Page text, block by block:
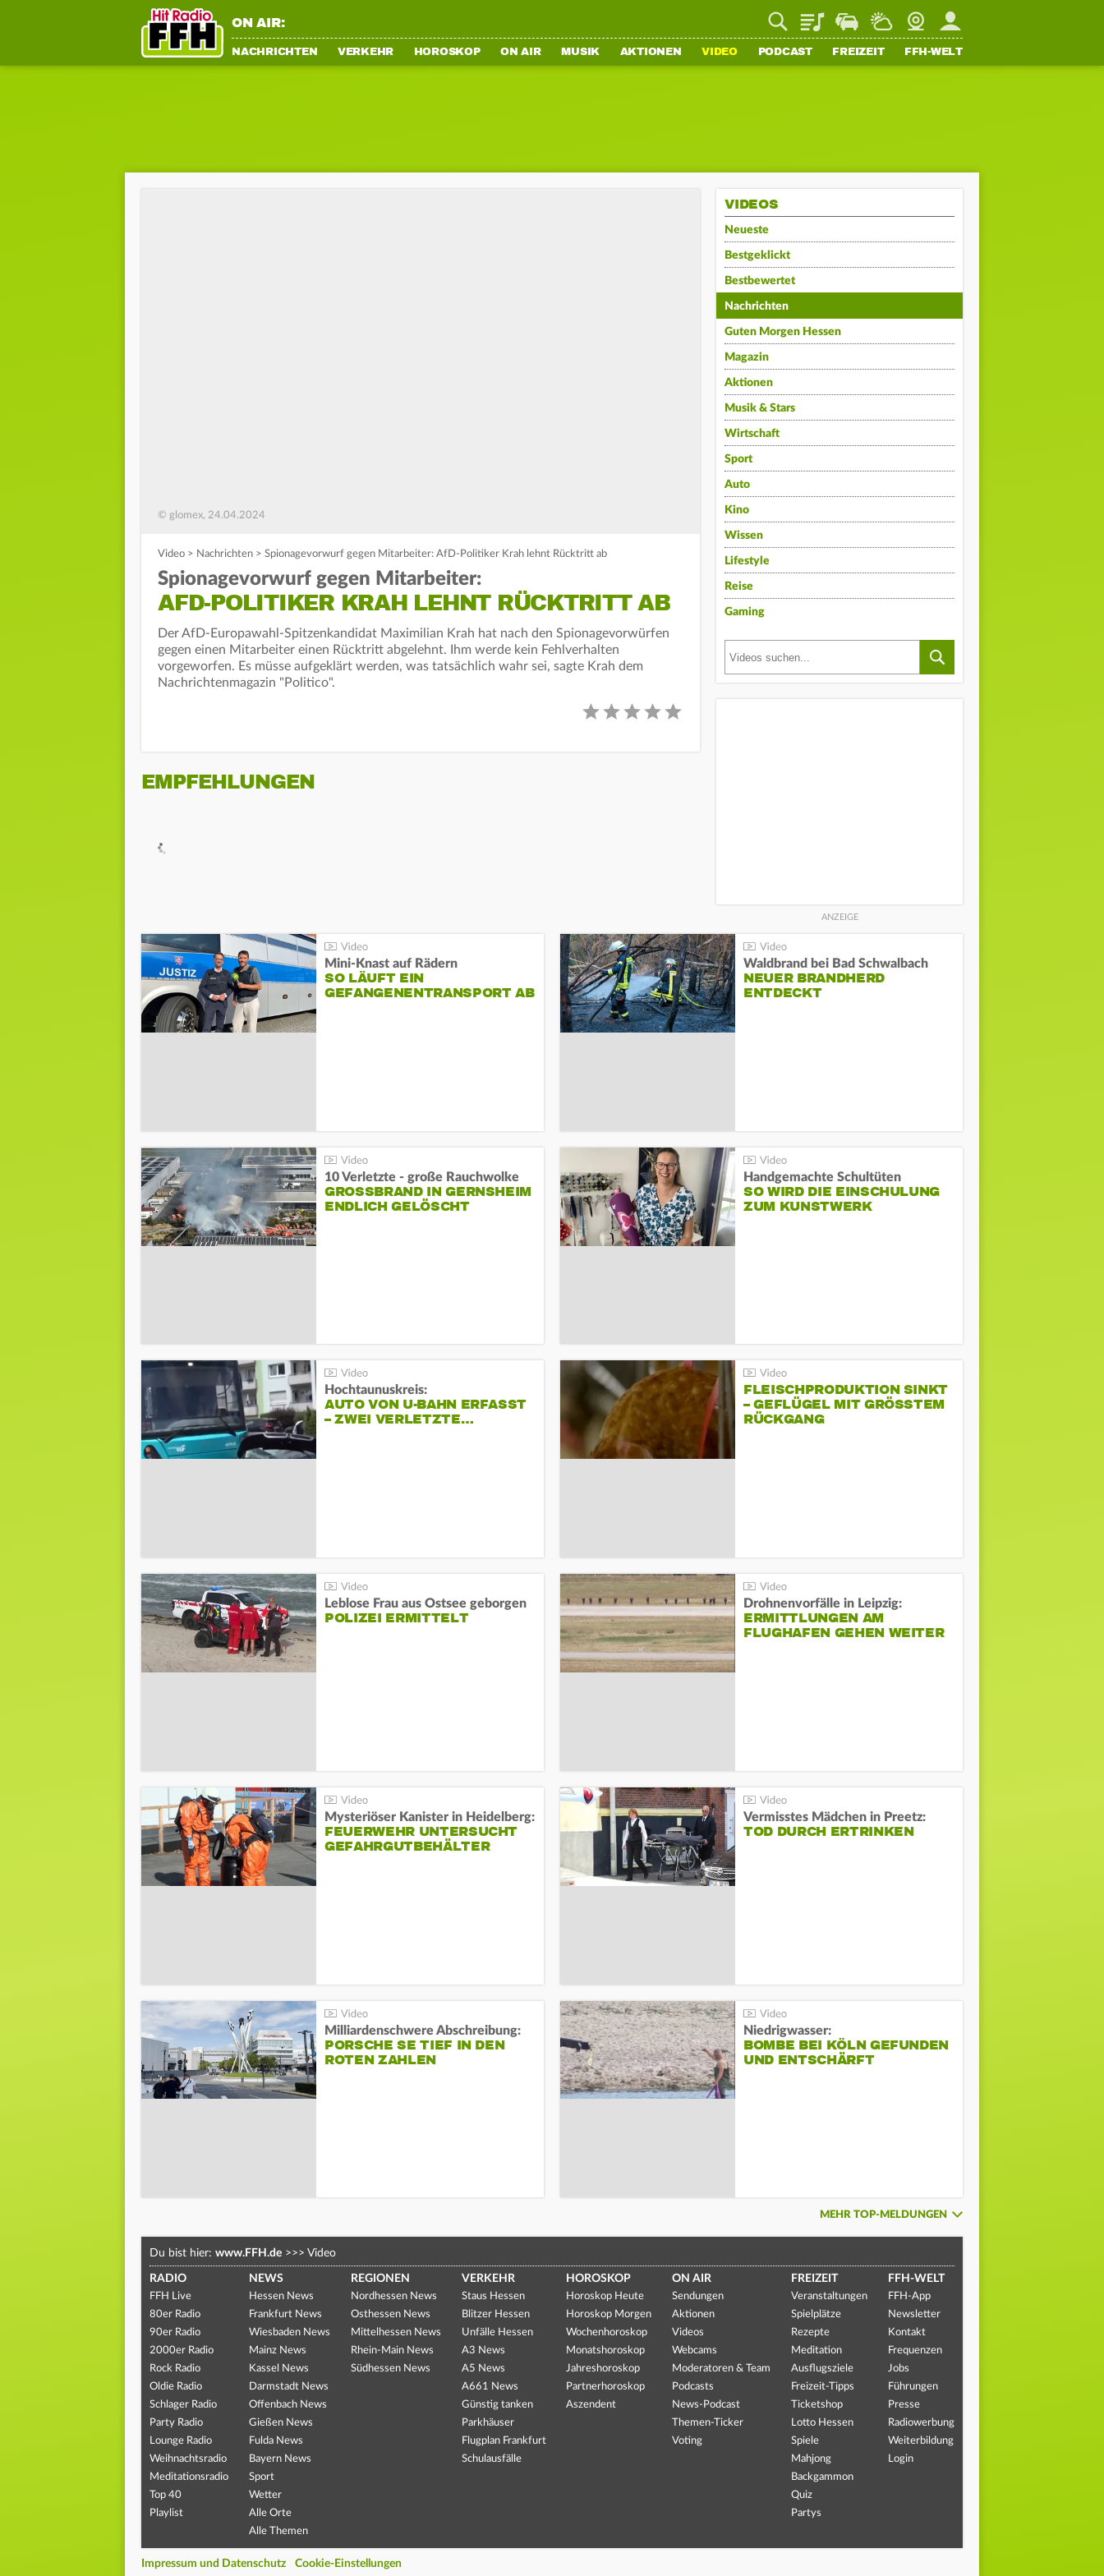
ON AIR: PlaylistStaupilotWetterWebcamMein FFH
NACHRICHTEN VERKEHR HOROSKOP ON AIR MUSIK AKTIONEN VIDEO PODCAST FREIZEIT FFH-WELT
© glomex, 24.04.2024
Video > Nachrichten > Spionagevorwurf gegen Mitarbeiter: AfD-Politiker Krah lehnt Rücktritt ab
Spionagevorwurf gegen Mitarbeiter:
AFD-POLITIKER KRAH LEHNT RÜCKTRITT AB
Der AfD-Europawahl-Spitzenkandidat Maximilian Krah hat nach den Spionagevorwürfen
gegen einen Mitarbeiter einen Rücktritt abgelehnt. Ihm werde kein Fehlverhalten
vorgeworfen. Es müsse aufgeklärt werden, was tatsächlich wahr sei, sagte Krah dem
Nachrichtenmagazin "Politico".
EMPFEHLUNGEN
VIDEOS
Neueste
Bestgeklickt
Bestbewertet
Nachrichten
Guten Morgen Hessen
Magazin
Aktionen
Musik & Stars
Wirtschaft
Sport
Auto
Kino
Wissen
Lifestyle
Reise
Gaming
Mini-Knast auf Rädern
SO LÄUFT EIN
GEFANGENENTRANSPORT AB
Waldbrand bei Bad Schwalbach
NEUER BRANDHERD
ENTDECKT
10 Verletzte - große Rauchwolke
GROSSBRAND IN GERNSHEIM E
NDLICH GELÖSCHT
Handgemachte Schultüten
SO WIRD DIE EINSCHULUNG
ZUM KUNSTWERK
Hochtaunuskreis:
AUTO VON U-BAHN ERFASST
– ZWEI VERLETZTE…
FLEISCHPRODUKTION SINKT
– GEFLÜGEL MIT GRÖSSTEM R
ÜCKGANG
Leblose Frau aus Ostsee geborgen
POLIZEI ERMITTELT
Drohnenvorfälle in Leipzig:
ERMITTLUNGEN AM
FLUGHAFEN GEHEN WEITER
Mysteriöser Kanister in Heidelberg:
FEUERWEHR UNTERSUCHT
GEFAHRGUTBEHÄLTER
Vermisstes Mädchen in Preetz:
TOD DURCH ERTRINKEN
Milliardenschwere Abschreibung:
PORSCHE SE TIEF IN DEN
ROTEN ZAHLEN
Niedrigwasser:
BOMBE BEI KÖLN GEFUNDEN
UND ENTSCHÄRFT
MEHR TOP-MELDUNGEN
Du bist hier: www.FFH.de >>> Video
RADIO
FFH Live
80er Radio
90er Radio
2000er Radio
Rock Radio
Oldie Radio
Schlager Radio
Party Radio
Lounge Radio
Weihnachtsradio
Meditationsradio
Top 40
Playlist
NEWS
Hessen News
Frankfurt News
Wiesbaden News
Mainz News
Kassel News
Darmstadt News
Offenbach News
Gießen News
Fulda News
Bayern News
Sport
Wetter
Alle Orte
Alle Themen
REGIONEN
Nordhessen News
Osthessen News
Mittelhessen News
Rhein-Main News
Südhessen News
VERKEHR
Staus Hessen
Blitzer Hessen
Unfälle Hessen
A3 News
A5 News
A661 News
Günstig tanken
Parkhäuser
Flugplan Frankfurt
Schulausfälle
HOROSKOP
Horoskop Heute
Horoskop Morgen
Wochenhoroskop
Monatshoroskop
Jahreshoroskop
Partnerhoroskop
Aszendent
ON AIR
Sendungen
Aktionen
Videos
Webcams
Moderatoren & Team
Podcasts
News-Podcast
Themen-Ticker
Voting
FREIZEIT
Veranstaltungen
Spielplätze
Rezepte
Meditation
Ausflugsziele
Freizeit-Tipps
Ticketshop
Lotto Hessen
Spiele
Mahjong
Backgammon
Quiz
Partys
FFH-WELT
FFH-App
Newsletter
Kontakt
Frequenzen
Jobs
Führungen
Presse
Radiowerbung
Weiterbildung
Login
Impressum und Datenschutz Cookie-Einstellungen